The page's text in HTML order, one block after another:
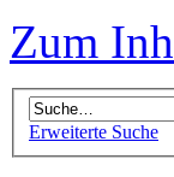
Zum
Erweiterte Suche